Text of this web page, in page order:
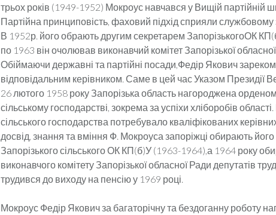
трьох років (1949-1952) Мокроус навчався у Вищій партійній
Партійна принциповість, фаховий підхід сприяли
В 1952р. його обрають другим секретарем ЗапорізькогоОК
по 1963 він очолював виконавчий комітет Запорізької
Обіймаючи державні та партійні посади,Федір Якович
відповідальним керівником. Саме в цей час Указом Президії
26 лютого 1958 року Запорізька область нагороджена
сільському господарстві, зокрема за успіхи хліборобів
сільського господарства потребувало кваліфікованих
досвід, знання та вміння Ф. Мокроуса запоріжці обирають
Запорізького сільського ОК КП(б)У (1963-1964),а 1964 року
виконавчого комітету Запорізької обласної Ради депутатів
трудився до виходу на пенсію у 1969 році.
Мокроус Федір Якович за багаторічну та бездоганну роботу